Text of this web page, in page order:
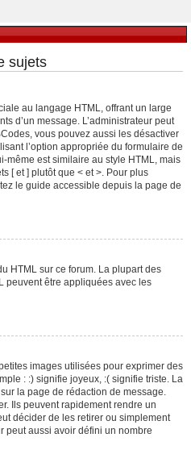
sujets
au langage HTML, offrant un large
d’un message. L’administrateur peut
vous pouvez aussi les désactiver
l’option appropriée du formulaire de
même est similaire au style HTML, mais
[ et ] plutôt que < et >. Pour plus
le guide accessible depuis la page de
HTML sur ce forum. La plupart des
peuvent être appliquées avec les
images utilisées pour exprimer des
: :) signifie joyeux, :( signifie triste. La
la page de rédaction de message.
Ils peuvent rapidement rendre un
décider de les retirer ou simplement
peut aussi avoir défini un nombre